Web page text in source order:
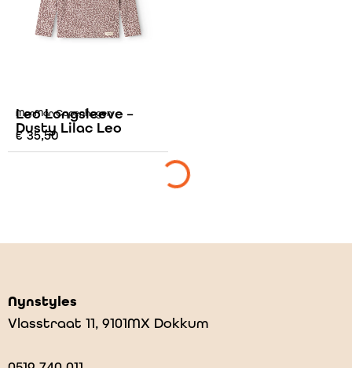
MarMar Copenhagen
Leo Longsleeve –
Dusty Lilac Leo
€35,50
Nynstyles
Vlasstraat 11, 9101MX Dokkum